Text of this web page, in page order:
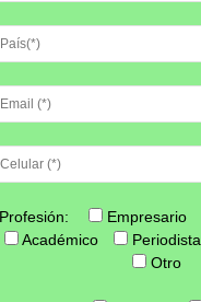
Profesión: Empresario
Académico
Periodista
Otro